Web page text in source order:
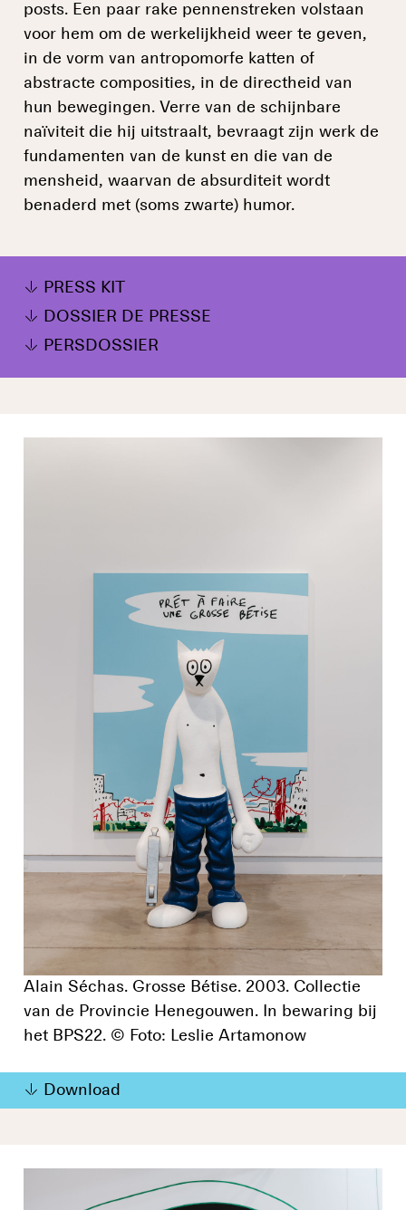
posts. Een paar rake pennenstreken volstaan
voor hem om de werkelijkheid weer te geven,
in de vorm van antropomorfe katten of
abstracte composities, in de directheid van
hun bewegingen. Verre van de schijnbare
naïviteit die hij uitstraalt, bevraagt zijn werk de
fundamenten van de kunst en die van de
mensheid, waarvan de absurditeit wordt
benaderd met (soms zwarte) humor.
PRESS KIT
DOSSIER DE PRESSE
PERSDOSSIER
Alain Séchas. Grosse Bétise. 2003. Collectie
van de Provincie Henegouwen. In bewaring bij
het BPS22. © Foto: Leslie Artamonow
Download